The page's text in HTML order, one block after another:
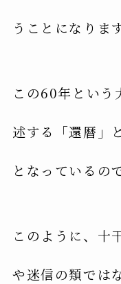
うことになります
この60年という
述する「還暦」
となっているの
このように、十
や迷信の類では